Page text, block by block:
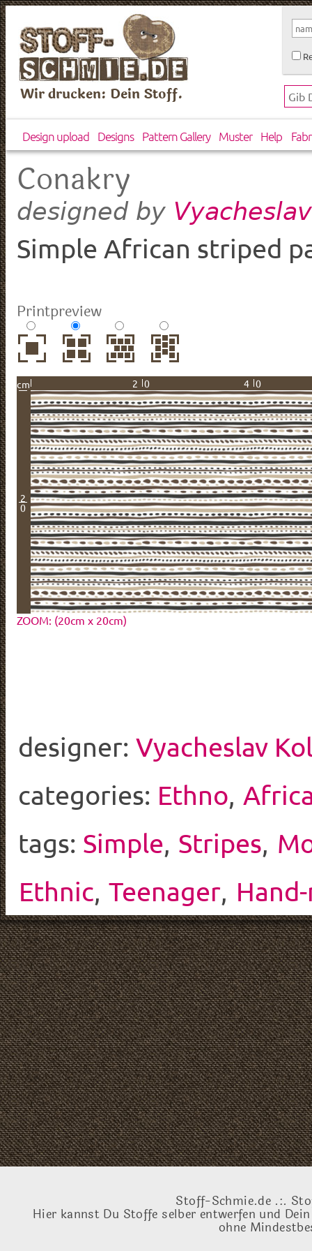
Wir drucken: Dein Stoff.
Design upload Designs Pattern Gallery Muster Help
Conakry
designed by
Simple African striped
Printpreview
cm 20 40
2
0
ZOOM: (20cm x 20cm)
designer: Vyacheslav
categories: Ethno,
tags: Simple, Stripes,
Ethnic, Teenager,
Stoff-Schmie.de .:.
Hier kannst Du Stoffe selber entwerfen und
ohne